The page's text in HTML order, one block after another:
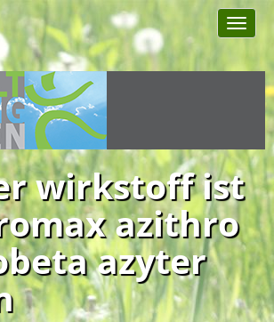
Toggle
wirkstoff ist
azithro
azyter